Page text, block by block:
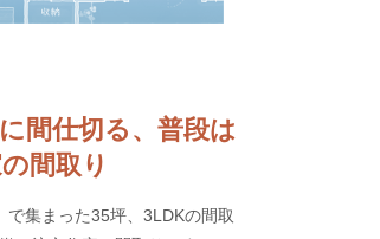
間仕切る、普段は
間取り
集まった35坪、3LDKの間取